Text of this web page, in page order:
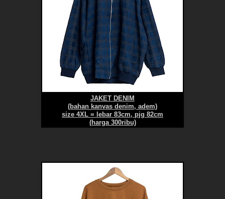
JAKET DENIM
(bahan kanvas denim, adem)
size 4XL = lebar 83cm, pjg 82cm
(harga 300ribu)